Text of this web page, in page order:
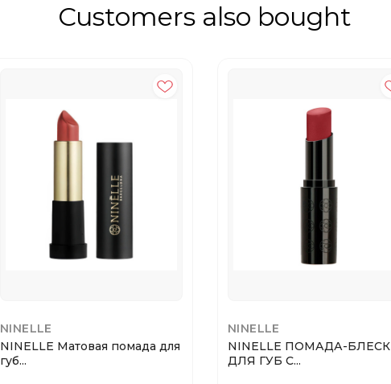
Customers also bought
NINELLE
NINELLE Матовая помада для
губ...
NINELLE
NINELLE ПОМАДА-БЛЕСК
ДЛЯ ГУБ C...